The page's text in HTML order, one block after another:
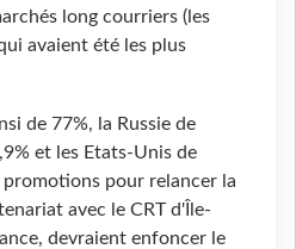
long courriers (les
avaient été les plus
de 77%, la Russie de
et les Etats-Unis de
promotions pour relancer la
avec le CRT d'Île-
devraient enfoncer le